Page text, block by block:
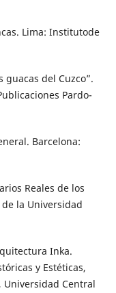
Lima: Institutode
guacas del Cuzco”.
Pardo-
Barcelona:
Reales de los
la Universidad
Inka.
y Estéticas,
Central